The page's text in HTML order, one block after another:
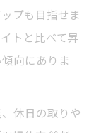
プも目指せま
トと比べて昇
向にありま
休日の取りや